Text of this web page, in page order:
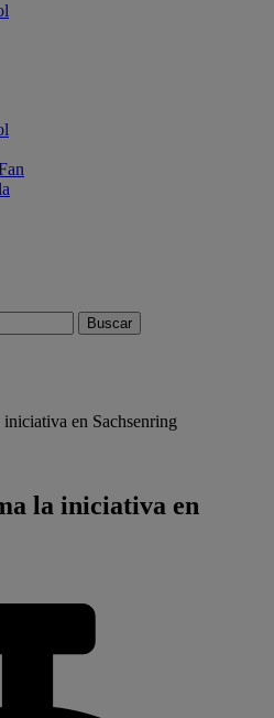
en Sachsenring
la iniciativa en